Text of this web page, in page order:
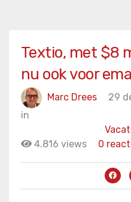
Textio, met $8
nu ook voor
Marc Drees
29
in
4.816 views
0